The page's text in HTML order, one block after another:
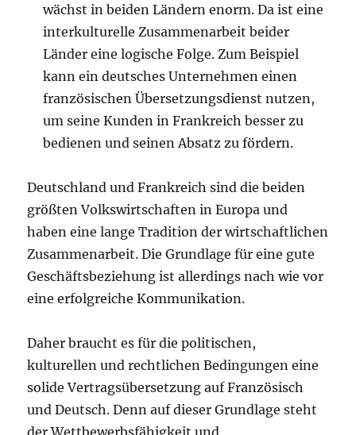
wächst in beiden Ländern enorm. Da ist eine
interkulturelle Zusammenarbeit beider
Länder eine logische Folge. Zum Beispiel
kann ein deutsches Unternehmen einen
französischen Übersetzungsdienst nutzen,
um seine Kunden in Frankreich besser zu
bedienen und seinen Absatz zu fördern.
Deutschland und Frankreich sind die beiden
größten Volkswirtschaften in Europa und
haben eine lange Tradition der wirtschaftlichen
Zusammenarbeit. Die Grundlage für eine gute
Geschäftsbeziehung ist allerdings nach wie vor
eine erfolgreiche Kommunikation.
Daher braucht es für die politischen,
kulturellen und rechtlichen Bedingungen eine
solide Vertragsübersetzung auf Französisch
und Deutsch. Denn auf dieser Grundlage steht
der Wettbewerbsfähigkeit und